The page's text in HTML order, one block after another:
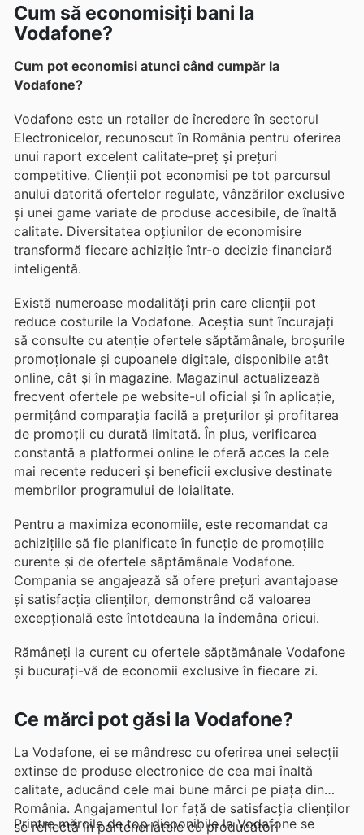
Cum să economisiți bani la
Vodafone?
Cum pot economisi atunci când cumpăr la
Vodafone?
Vodafone este un retailer de încredere în sectorul
Electronicelor, recunoscut în România pentru oferirea
unui raport excelent calitate-preț și prețuri
competitive. Clienții pot economisi pe tot parcursul
anului datorită ofertelor regulate, vânzărilor exclusive
și unei game variate de produse accesibile, de înaltă
calitate. Diversitatea opțiunilor de economisire
transformă fiecare achiziție într-o decizie financiară
inteligentă.
Există numeroase modalități prin care clienții pot
reduce costurile la Vodafone. Aceștia sunt încurajați
să consulte cu atenție ofertele săptămânale, broșurile
promoționale și cupoanele digitale, disponibile atât
online, cât și în magazine. Magazinul actualizează
frecvent ofertele pe website-ul oficial și în aplicație,
permițând comparația facilă a prețurilor și profitarea
de promoții cu durată limitată. În plus, verificarea
constantă a platformei online le oferă acces la cele
mai recente reduceri și beneficii exclusive destinate
membrilor programului de loialitate.
Pentru a maximiza economiile, este recomandat ca
achizițiile să fie planificate în funcție de promoțiile
curente și de ofertele săptămânale Vodafone.
Compania se angajează să ofere prețuri avantajoase
și satisfacția clienților, demonstrând că valoarea
excepțională este întotdeauna la îndemâna oricui.
Rămâneți la curent cu ofertele săptămânale Vodafone
și bucurați-vă de economii exclusive în fiecare zi.
Ce mărci pot găsi la Vodafone?
La Vodafone, ei se mândresc cu oferirea unei selecții
extinse de produse electronice de cea mai înaltă
calitate, aducând cele mai bune mărci pe piața din
România. Angajamentul lor față de satisfacția clienților
se reflectă în parteneriatele cu producători
Printre mărcile de top disponibile la Vodafone se